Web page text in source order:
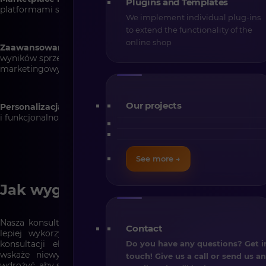
We implement individual plug-ins
to extend the functionality of the
online shop
Our projects
See more →
Contact
Do you have any questions? Get
touch! Give us a call or send us an
platformami sprzedażowymi, takimi jak Amazon czy eBay
Zaawansowana analityka i raportowanie
wyników sprzedaży, zachowań klientów i skuteczności działań
marketingowych
Personalizacja i headless commerce– dostosowanie wyglądu
i funkcjonalności sklepu do specyficznych potrzeb biznesu
Jak wygląda konsultacja
Nasza konsultacja to skuteczne rozwiązanie, które pozwoli Ci
lepiej wykorzystać posiadaną licencję Shopware. W trakcie
konsultacji ekspert CREHLER przeanalizuje Twoją licencję,
wskaże niewykorzystane funkcjonalności i podpowie, jak je